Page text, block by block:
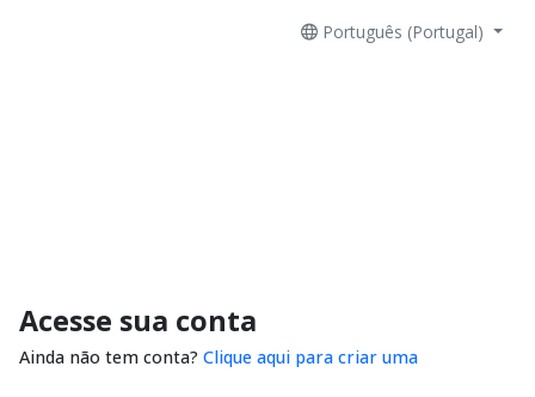
Português (Portugal)
Acesse sua conta
Ainda não tem conta? Clique aqui para criar uma